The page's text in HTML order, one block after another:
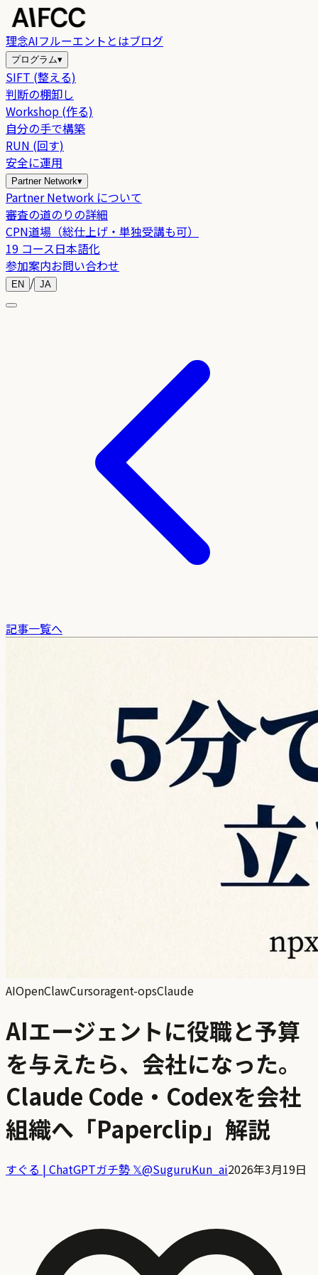
理念AIフルーエントとはブログ
プログラム▾
SIFT (整える)
判断の棚卸し
Workshop (作る)
自分の手で構築
RUN (回す)
安全に運用
Partner Network▾
Partner Network について
審査の道のりの詳細
CPN道場（総仕上げ・単独受講も可）
19 コース日本語化
参加案内お問い合わせ
EN / JA
記事一覧へ
AIOpenClawCursoragent-opsClaude
AIエージェントに役職と予算
を与えたら、会社になった。
Claude Code・Codexを会社
組織へ「Paperclip」解説
すぐる | ChatGPTガチ勢 𝕏@SuguruKun_ai2026年3月19日